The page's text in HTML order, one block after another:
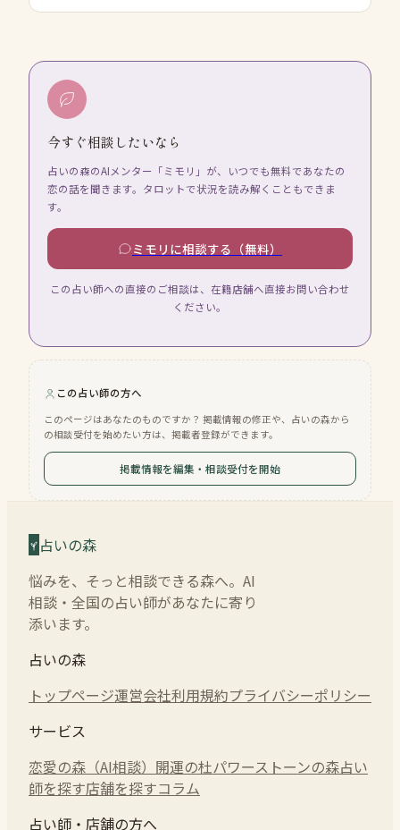
今すぐ相談したいなら
占いの森のAIメンター「ミモリ」が、いつでも無料であなたの
恋の話を聞きます。タロットで状況を読み解くこともできま
す。
ミモリに相談する（無料）
この占い師への直接のご相談は、在籍店舗へ直接お問い合わせ
ください。
この占い師の方へ
このページはあなたのものですか？ 掲載情報の修正や、占いの森から
の相談受付を始めたい方は、掲載者登録ができます。
掲載情報を編集・相談受付を開始
占いの森
悩みを、そっと相談できる森へ。AI
相談・全国の占い師があなたに寄り
添います。
占いの森
トップページ運営会社利用規約プライバシーポリシー
サービス
恋愛の森（AI相談） 開運の杜パワーストーンの森占い
師を探す店舗を探すコラム
占い師・店舗の方へ